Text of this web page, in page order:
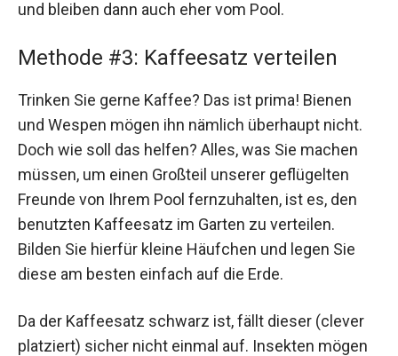
und bleiben dann auch eher vom Pool.
Methode #3: Kaffeesatz verteilen
Trinken Sie gerne Kaffee? Das ist prima! Bienen
und Wespen mögen ihn nämlich überhaupt nicht.
Doch wie soll das helfen? Alles, was Sie machen
müssen, um einen Großteil unserer geflügelten
Freunde von Ihrem Pool fernzuhalten, ist es, den
benutzten Kaffeesatz im Garten zu verteilen.
Bilden Sie hierfür kleine Häufchen und legen Sie
diese am besten einfach auf die Erde.
Da der Kaffeesatz schwarz ist, fällt dieser (clever
platziert) sicher nicht einmal auf. Insekten mögen